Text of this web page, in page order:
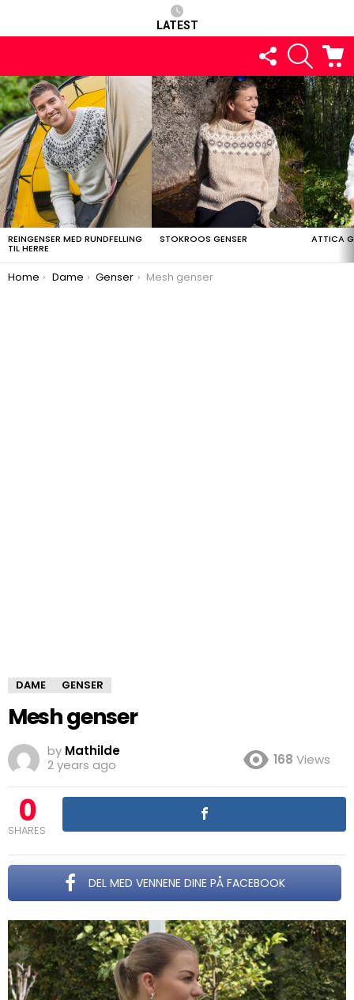
LATEST
FOLLOW
US
SEARCH
LATEST
STORIES
REINGENSER MED RUNDFELLING
TIL HERRE
STOKROOS GENSER ATTICA
You are here:
Home Dame Genser Mesh genser
DAME GENSER
Mesh genser
by Mathilde
2 years ago
168 Views
0
SHARES
DEL MED VENNENE DINE PÅ FACEBOOK